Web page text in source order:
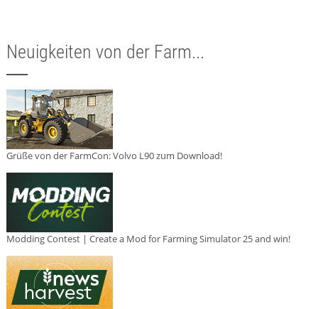
Neuigkeiten von der Farm...
Grüße von der FarmCon: Volvo L90 zum Download!
Modding Contest | Create a Mod for Farming Simulator 25 and win!